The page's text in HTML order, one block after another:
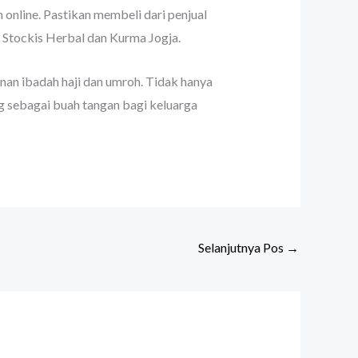
Pastikan membeli dari penjual
Herbal dan Kurma Jogja.
ibadah haji dan umroh. Tidak hanya
sebagai buah tangan bagi keluarga
Selanjutnya Pos →